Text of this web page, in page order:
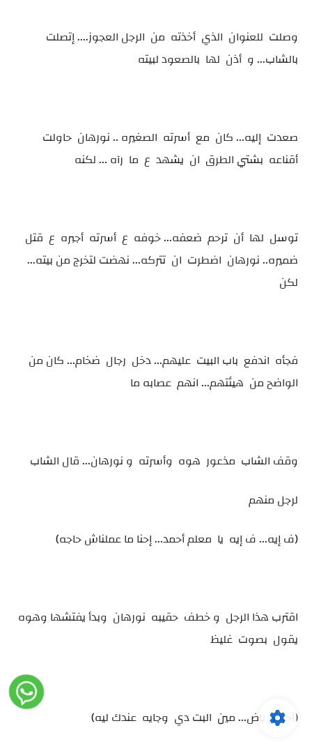
وصلت للعنوان الذي أخذته من الرجل العجوز.... إتصلت
بالشاب... و أذن لها بالصعود لبيته
صعدت إليه... كان مع أسرته الصغيره .. نورهان حاولت
أقناعه بشتي الطرق ان يشهد ع ما رآه ... لكنه
توسل لها أن ترحم ضعفه... خوفه ع أسرته أجبره ع قتل
ضميره.. نورهان اضطرت ان تتركه... نهضت لتخرج من بيته...
لكن
فجأه اندفع باب البيت عليهم... دخل رجال ضخام... كان من
الواضح من هيئتهم... انهم عصابه ما
وقف الشاب مذعور هوه وأسرته و نورهان... قال الشاب
لرجل منهم
(ف إيه... ف إيه يا معلم أحمد... إحنا ما عملناش حاجه)
اقترب هذا الرجل و خطف حقيبه نورهان وبدأ يفتشها وهوه
يقول بصوت غليظ
(أخرس ياض... مين البت دي وجايه عندك ليه)